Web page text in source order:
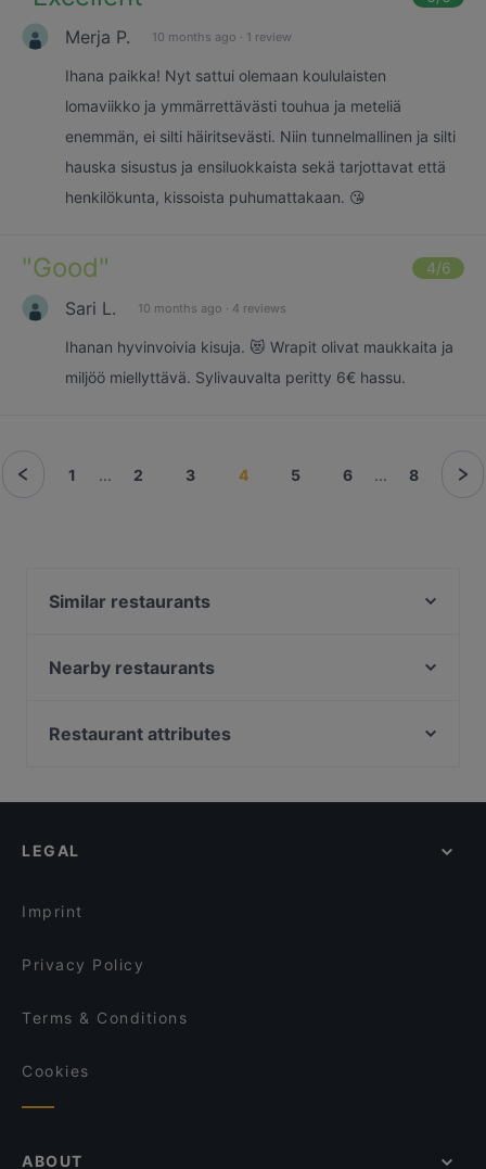
Merja P. 10 months ago · 1 review
Ihana paikka! Nyt sattui olemaan koululaisten
lomaviikko ja ymmärrettävästi touhua ja meteliä
enemmän, ei silti häiritsevästi. Niin tunnelmallinen ja silti
hauska sisustus ja ensiluokkaista sekä tarjottavat että
henkilökunta, kissoista puhumattakaan. 😘
"Good" 4/6
Sari L. 10 months ago · 4 reviews
Ihanan hyvinvoivia kisuja. 😻 Wrapit olivat maukkaita ja
miljöö miellyttävä. Sylivauvalta peritty 6€ hassu.
1 ... 2 3 4 5 6 ... 8
Similar restaurants
Saiko Robata
Monkey Rooftop Bar / Scandic Simonkenttä
Lie Mi Kamppi
Nearby restaurants
Wine & Tapas Helsinki
OPPA Korean BBQ Kamppi Autotalo
Amex Exclusive: Ravintola Muru
Restaurant attributes
English Speaking Restaurants in Helsinki
LEGAL
Imprint
Privacy Policy
Terms & Conditions
Cookies
ABOUT